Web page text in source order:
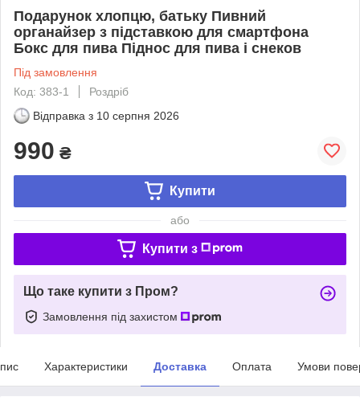
Подарунок хлопцю, батьку Пивний
органайзер з підставкою для смартфона
Бокс для пива Піднос для пива і снеков
Під замовлення
Код: 383-1
Роздріб
Відправка з 10 серпня 2026
990 ₴
Купити
або
Купити з
Що таке купити з Пром?
Замовлення під захистом
Характеристики Доставка Оплата Умови